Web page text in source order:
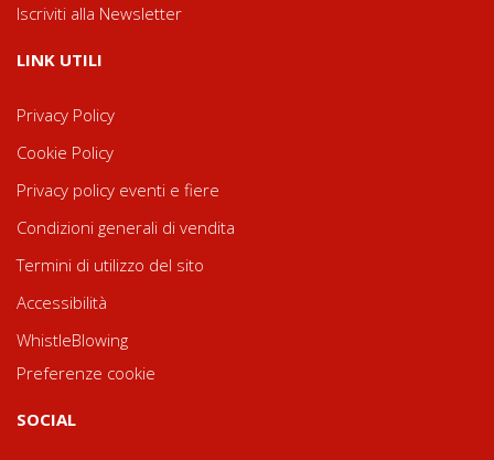
Iscriviti alla Newsletter
LINK UTILI
Privacy Policy
Cookie Policy
Privacy policy eventi e fiere
Condizioni generali di vendita
Termini di utilizzo del sito
Accessibilità
WhistleBlowing
Preferenze cookie
SOCIAL